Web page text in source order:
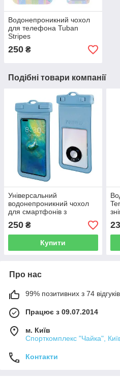
Водонепроникний чохол
для телефона Tuban
Stripes
250 ₴
Подібні товари компанії
Універсальний
водонепроникний чохол
для смартфонів з
Waterproof Bag
250 ₴
Купити
Про нас
99% позитивних з 74
Працює з 09.07.2014
м. Київ
Спорткомплекс "Чайка",
Контакти